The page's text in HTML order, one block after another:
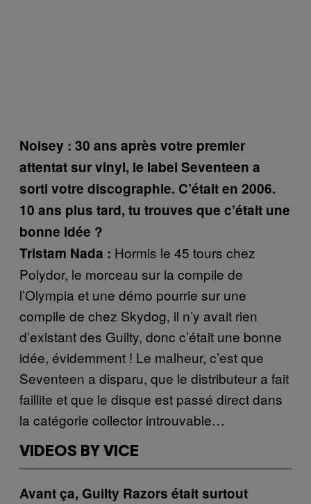
Noisey : 30 ans après votre premier
attentat sur vinyl, le label Seventeen a
sorti votre discographie. C’était en 2006.
10 ans plus tard, tu trouves que c’était une
bonne idée ?
Tristam Nada : Hormis le 45 tours chez
Polydor, le morceau sur la compile de
l’Olympia et une démo pourrie sur une
compile de chez Skydog, il n’y avait rien
d’existant des Guilty, donc c’était une bonne
idée, évidemment ! Le malheur, c’est que
Seventeen a disparu, que le distributeur a fait
faillite et que le disque est passé direct dans
la catégorie collector introuvable…
VIDEOS BY VICE
Avant ça, Guilty Razors était surtout